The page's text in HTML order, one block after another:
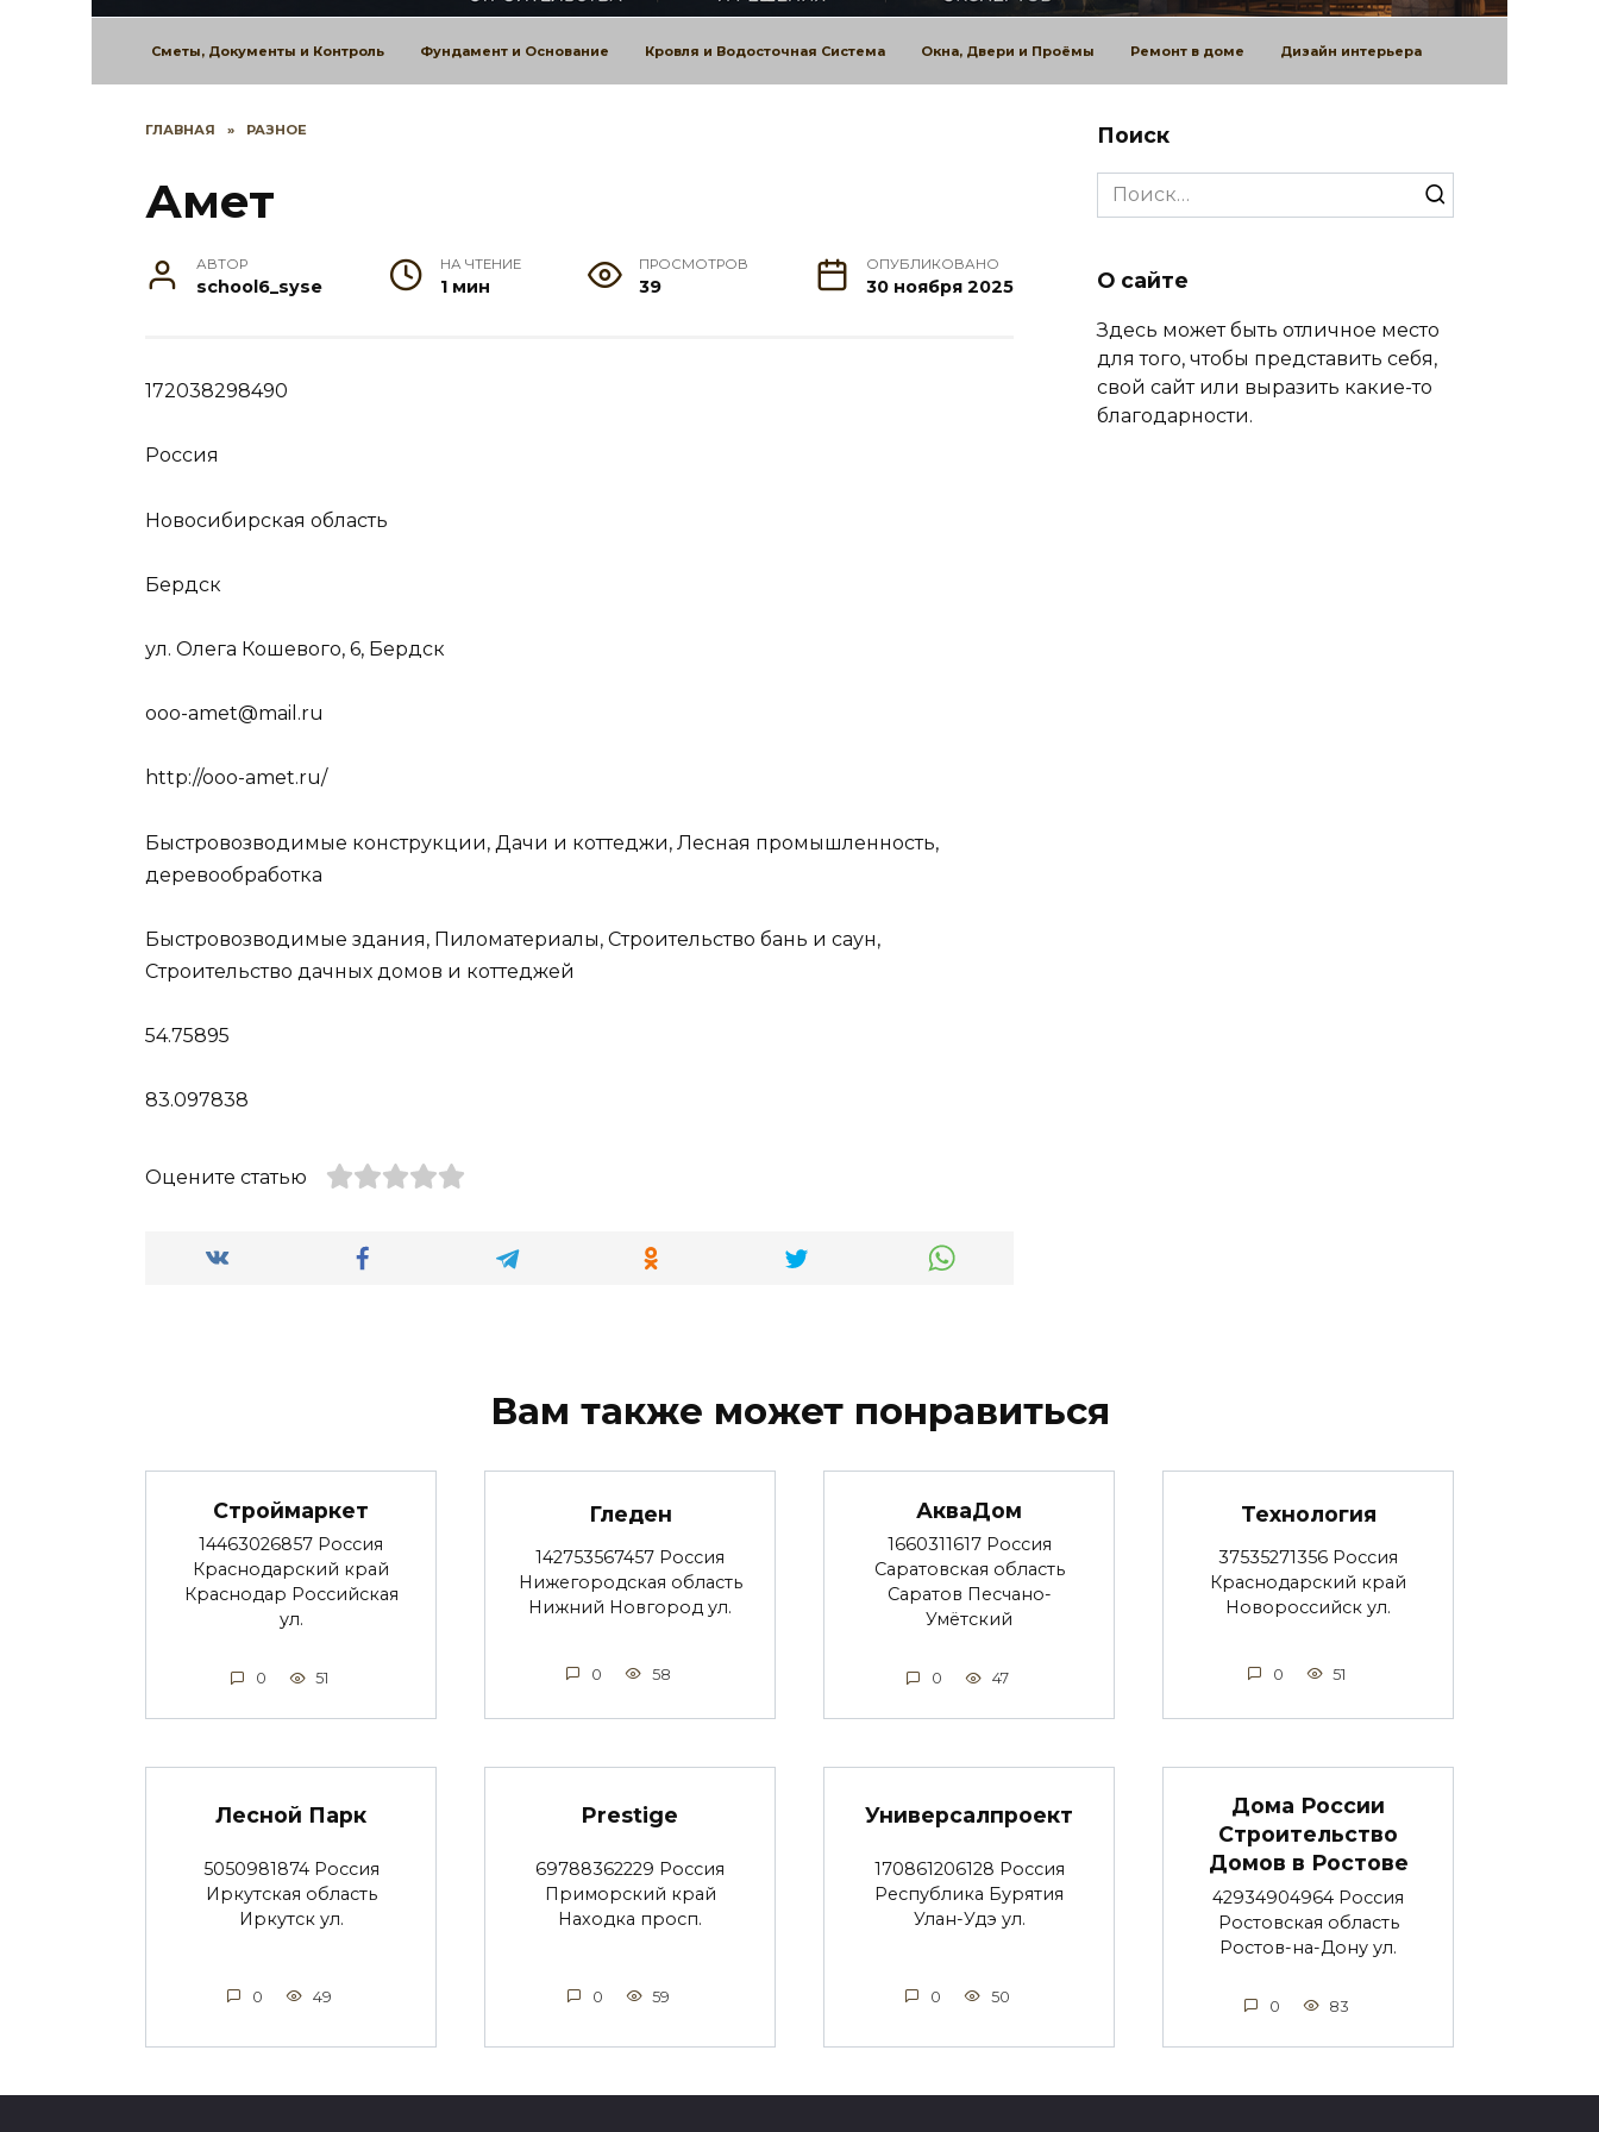
Сметы, Документы и Контроль Фундамент и Основание Кровля и Водосточная Система Окна, Двери и Проёмы Ремонт в доме Дизайн интерьера
ГЛАВНАЯ » РАЗНОЕ
Амет
АВТОР
school6_syse
НА ЧТЕНИЕ
1 мин
ПРОСМОТРОВ
39
ОПУБЛИКОВАНО
30 ноября 2025
172038298490
Россия
Новосибирская область
Бердск
ул. Олега Кошевого, 6, Бердск
ooo-amet@mail.ru
http://ooo-amet.ru/
Быстровозводимые конструкции, Дачи и коттеджи, Лесная промышленность,
деревообработка
Быстровозводимые здания, Пиломатериалы, Строительство бань и саун,
Строительство дачных домов и коттеджей
54.75895
83.097838
Оцените статью
Поиск
Search
for:
О сайте
Здесь может быть отличное место
для того, чтобы представить себя,
свой сайт или выразить какие-то
благодарности.
Вам также может понравиться
Строймаркет
14463026857 Россия
Краснодарский край
Краснодар Российская
ул.
0 51
Гледен
142753567457 Россия
Нижегородская область
Нижний Новгород ул.
0 58
АкваДом
1660311617 Россия
Саратовская область
Саратов Песчано-
Умётский
0 47
Технология
37535271356 Россия
Краснодарский край
Новороссийск ул.
0 51
Лесной Парк
5050981874 Россия
Иркутская область
Иркутск ул.
0 49
Prestige
69788362229 Россия
Приморский край
Находка просп.
0 59
Универсалпроект
170861206128 Россия
Республика Бурятия
Улан-Удэ ул.
0 50
Дома России
Строительство
Домов в Ростове
42934904964 Россия
Ростовская область
Ростов-на-Дону ул.
0 83